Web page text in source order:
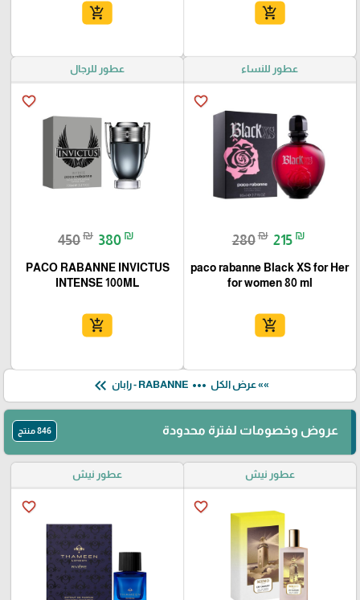
add_shopping_cart
add_shopping_cart
عطور للنساء
favorite_border
280₪ 215 ₪
paco rabanne Black XS for Her
for women 80 ml
add_shopping_cart
عطور للرجال
favorite_border
450₪ 380 ₪
PACO RABANNE INVICTUS
INTENSE 100ML
add_shopping_cart
»» عرض الكل more_horiz
keyboard_double_arrow_left
عروض وخصومات لفترة محدودة 846 منتج
عطور نيش
favorite_border
عطور نيش
favorite_border